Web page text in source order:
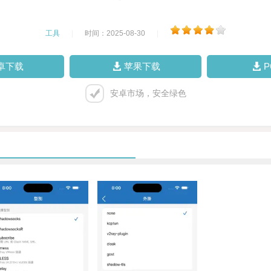
工具 时间：2025-08-30
下载 苹果下载
安卓市场，安全绿色